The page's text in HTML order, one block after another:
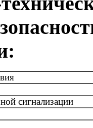
сигнализации